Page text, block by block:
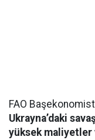
FAO
Ukrayna’daki
yüksek maliyetler